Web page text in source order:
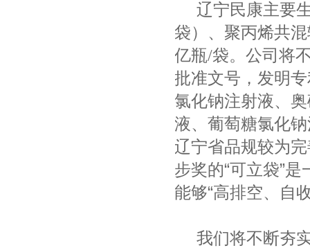
辽宁民康主要
袋）、聚丙烯共
亿瓶/袋。公司将
批准文号，发明
氯化钠注射液、
液、葡萄糖氯化
辽宁省品规较为
步奖的“可立袋”
能够“高排空、自
我们将不断夯